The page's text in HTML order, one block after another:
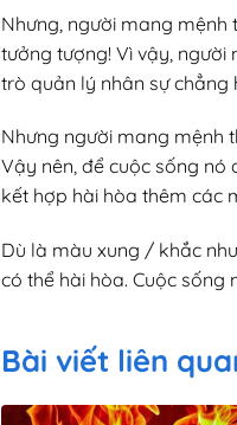
Nhưng, người mang mệnh
tưởng tượng! Vì vậy, người
trò quản lý nhân sự chẳng
Nhưng người mang mệnh
Vậy nên, để cuộc sống nó
kết hợp hài hòa thêm các
Dù là màu xung / khắc
có thể hài hòa. Cuộc
Bài viết liên